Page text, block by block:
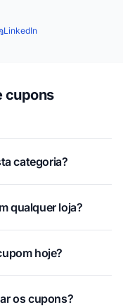
LinkedIn
cupons
categoria?
qualquer loja?
hoje?
os cupons?